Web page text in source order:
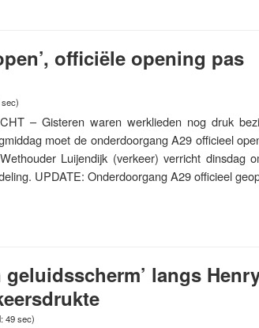
officiële opening pas
– Gisteren waren werklieden nog druk
moet de onderdoorgang A29 officieel
Luijendijk (verkeer) verricht dinsdag
UPDATE: Onderdoorgang A29 officieel
langs
49 sec)